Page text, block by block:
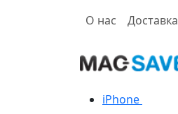
О нас Доставка
iPhone